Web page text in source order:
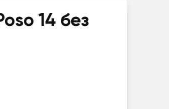
14 без